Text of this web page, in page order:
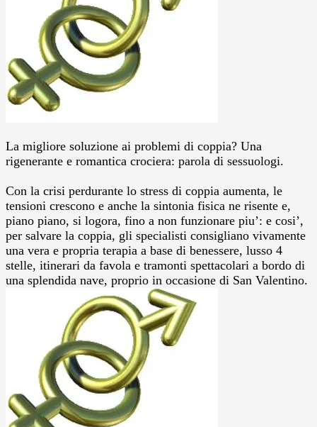
La migliore soluzione ai problemi di coppia? Una
rigenerante e romantica crociera: parola di sessuologi.
Con la crisi perdurante lo stress di coppia aumenta, le
tensioni crescono e anche la sintonia fisica ne risente e,
piano piano, si logora, fino a non funzionare piu’: e cosi’,
per salvare la coppia, gli specialisti consigliano vivamente
una vera e propria terapia a base di benessere, lusso 4
stelle, itinerari da favola e tramonti spettacolari a bordo di
una splendida nave, proprio in occasione di San Valentino.